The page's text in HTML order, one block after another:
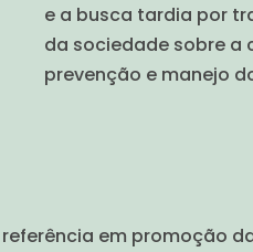
e a busca tardia por
da sociedade sobre a
prevenção e manejo
em promoção